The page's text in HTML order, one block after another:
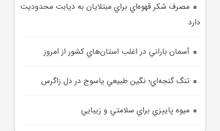
مصرف شکر قهوه‌اي براي مبتلايان به ديابت محدوديت
دارد
آسمان باراني در اغلب استان‌هاي کشور از امروز
تنگ گنجه‌اي؛ نگين طبيعي ياسوج در دل زاگرس
ميوه پاييزي براي سلامتي و زيبايي